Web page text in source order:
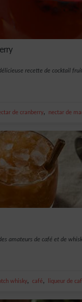
recette de cocktail
de cranberry, nectar de
amateurs de café et de
whisky, café, liqueur de